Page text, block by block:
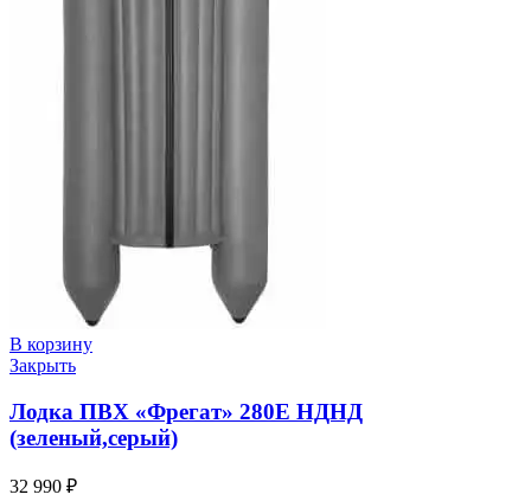
В корзину
Закрыть
Лодка ПВХ «Фрегат» 280Е НДНД
(зеленый,серый)
32 990 ₽